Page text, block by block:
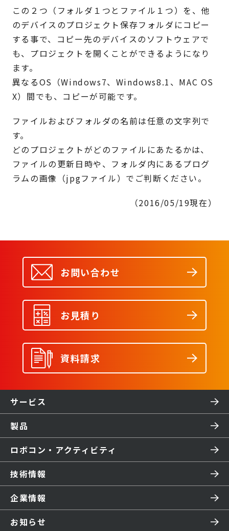
この２つ（フォルダ１つとファイル１つ）を、他
のデバイスのプロジェクト保存フォルダにコピー
する事で、コピー先のデバイスのソフトウェアで
も、プロジェクトを開くことができるようになり
ます。
異なるOS（Windows7、Windows8.1、MAC OS
X）間でも、コピーが可能です。
ファイルおよびフォルダの名前は任意の文字列で
す。
どのプロジェクトがどのファイルにあたるかは、
ファイルの更新日時や、フォルダ内にあるプログ
ラムの画像（jpgファイル）でご判断ください。
（2016/05/19現在）
お問い合わせ
お見積り
資料請求
サービス
製品
ロボコン・アクティビティ
技術情報
企業情報
お知らせ